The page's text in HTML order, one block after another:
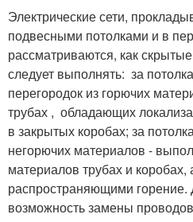
Электрические сети,
подвесными потолками и в
рассматриваются, как
следует выполнять: за
перегородок из горючих
трубах , обладающих
в закрытых коробах; за
негорючих материалов -
материалов трубах и
распространяющими
возможность замены